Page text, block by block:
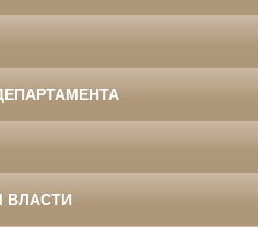
ВЛАСТИ